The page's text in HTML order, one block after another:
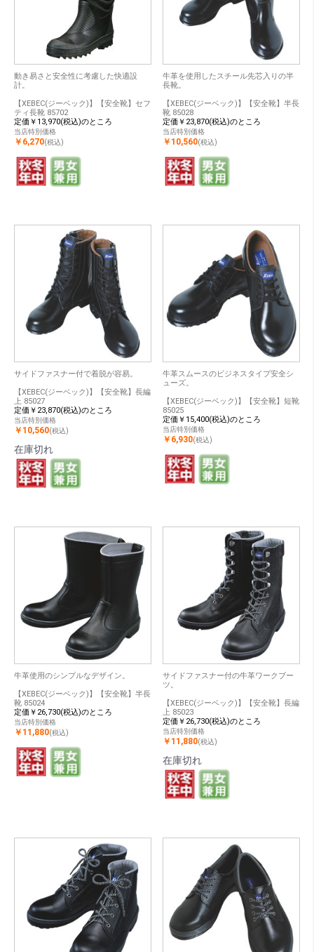
動き易さと安全性に考慮した快適設
計。
【XEBEC(ジーベック)】【安全靴】セフ
ティ長靴 85702
定価￥13,970(税込)のところ
当店特別価格
￥6,270(税込)
牛革を使用したスチール先芯入りの半
長靴。
【XEBEC(ジーベック)】【安全靴】半長
靴 85028
定価￥23,870(税込)のところ
当店特別価格
￥10,560(税込)
サイドファスナー付で着脱が容易。
【XEBEC(ジーベック)】【安全靴】長編
上 85027
定価￥23,870(税込)のところ
当店特別価格
￥10,560(税込)
在庫切れ
牛革スムースのビジネスタイプ安全シ
ューズ。
【XEBEC(ジーベック)】【安全靴】短靴
85025
定価￥15,400(税込)のところ
当店特別価格
￥6,930(税込)
牛革使用のシンプルなデザイン。
【XEBEC(ジーベック)】【安全靴】半長
靴 85024
定価￥26,730(税込)のところ
当店特別価格
￥11,880(税込)
サイドファスナー付の牛革ワークブー
ツ。
【XEBEC(ジーベック)】【安全靴】長編
上 85023
定価￥26,730(税込)のところ
当店特別価格
￥11,880(税込)
在庫切れ